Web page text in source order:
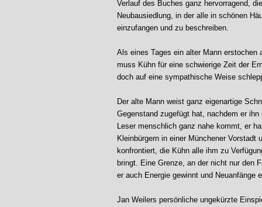
Verlauf des Buches ganz hervorragend,
Neubausiedlung, in der alle in schönen
einzufangen und zu beschreiben.
Als eines Tages ein alter Mann erstochen
muss Kühn für eine schwierige Zeit der
doch auf eine sympathische Weise
Der alte Mann weist ganz eigenartige
Gegenstand zugefügt hat, nachdem er
Leser menschlich ganz nahe kommt, er
Kleinbürgern in einer Münchener
konfrontiert, die Kühn alle ihm zu
bringt. Eine Grenze, an der nicht nur den
er auch Energie gewinnt und
Jan Weilers persönliche ungekürzte